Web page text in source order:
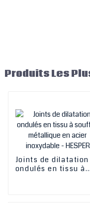
Produits Les
Joints de dilatation
ondulés en tissu à